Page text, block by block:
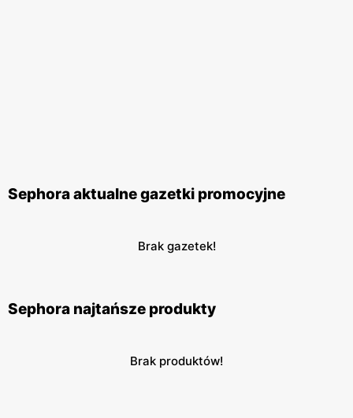
Sephora aktualne gazetki promocyjne
Brak gazetek!
Sephora najtańsze produkty
Brak produktów!